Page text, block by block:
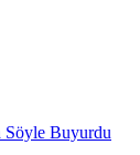
Söyle Buyurdu